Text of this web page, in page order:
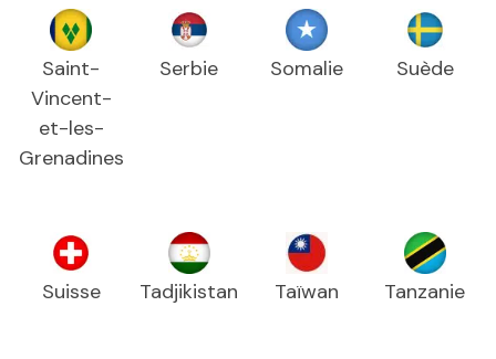
Saint-
Vincent-
et-les-
Grenadines
Serbie Somalie Suède
Suisse Tadjikistan Taïwan Tanzanie